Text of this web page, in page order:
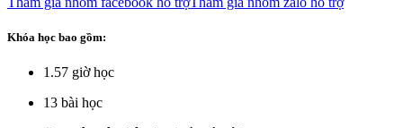
Khóa học bao gồm:
1.57 giờ học
13 bài học